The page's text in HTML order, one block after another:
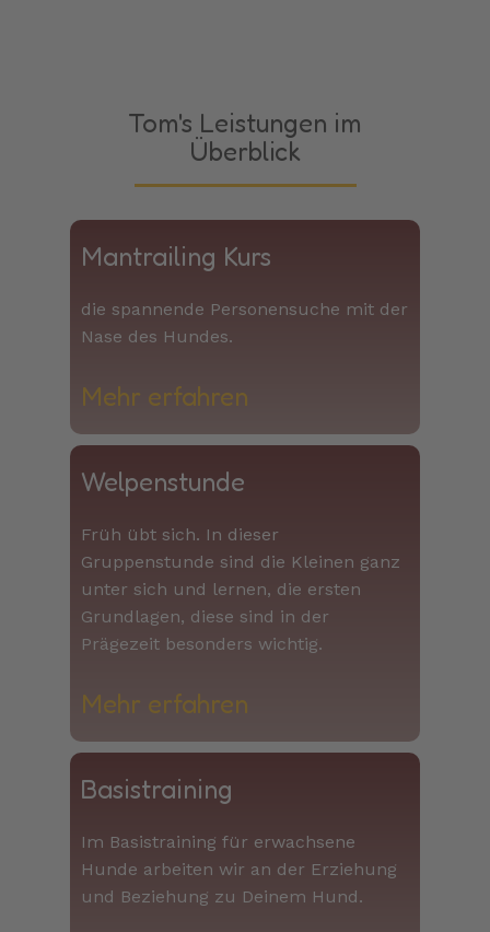
Tom's Leistungen im
Überblick
Mantrailing Kurs
die spannende Personensuche mit der
Nase des Hundes.
Mehr erfahren​​
Welpenstunde
Früh übt sich. In dieser
Gruppenstunde sind die Kleinen ganz
unter sich und lernen, die ersten
Grundlagen, diese sind in der
Prägezeit besonders wichtig.
Mehr erfahren​​
Basistraining
Im Basistraining für erwachsene
Hunde arbeiten wir an der Erziehung
und Beziehung zu Deinem Hund.